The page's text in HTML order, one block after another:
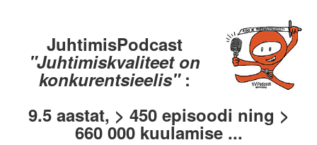
JuhtimisPodcast
"Juhtimiskvaliteet on
konkurentsieelis" :
9.5 aastat, > 450 episoodi ning >
660 000 kuulamise ...